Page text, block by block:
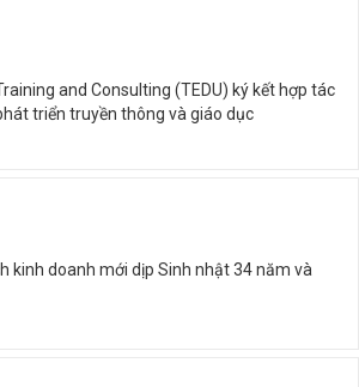
and Consulting (TEDU) ký kết hợp tác
triển truyền thông và giáo dục
kinh doanh mới dịp Sinh nhật 34 năm và